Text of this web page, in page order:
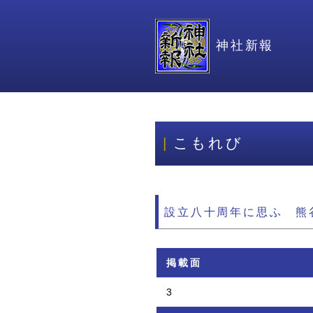
神社新報
こもれび
設立八十周年に思ふ
掲載面
3